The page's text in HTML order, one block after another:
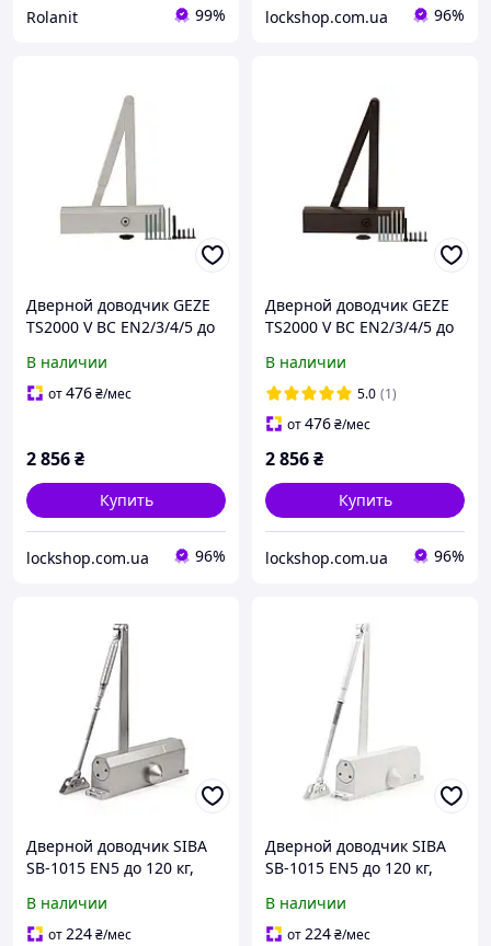
Rolanit 99% lockshop.com.ua 96%
Дверной доводчик GEZE
TS2000 V BC EN2/3/4/5 до
W)
В наличии
от476₴/мес
2 856₴
Купить
lockshop.com.ua 96%
Дверной доводчик GEZE
TS2000 V BC EN2/3/4/5 до
(TS2000VBC B)
В наличии
5.0 (1)
от476₴/мес
2 856₴
Купить
lockshop.com.ua 96%
Дверной доводчик SIBA
SB-1015 EN5 до 120 кг,
Silver)
В наличии
от224₴/мес
Дверной доводчик SIBA
SB-1015 EN5 до 120 кг,
В наличии
от224₴/мес